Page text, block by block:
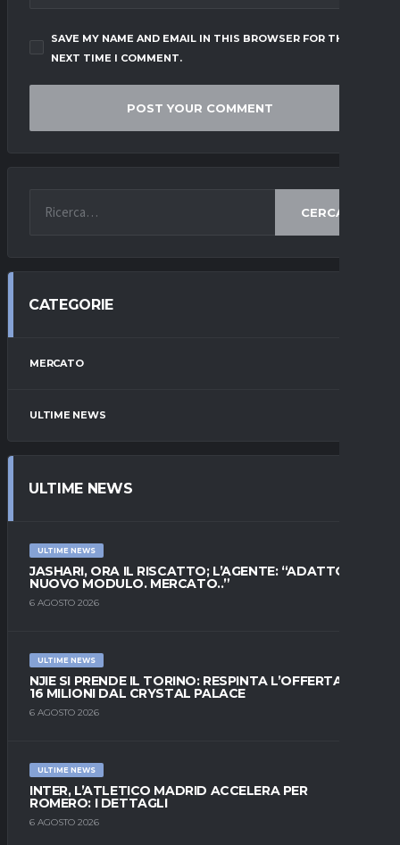
SAVE MY NAME AND EMAIL IN THIS BROWSER FOR THE
NEXT TIME I COMMENT.
CERCA
CATEGORIE
MERCATO
ULTIME NEWS
ULTIME NEWS
ULTIME NEWS
JASHARI, ORA IL RISCATTO; L’AGENTE: “ADATTO AL
NUOVO MODULO. MERCATO..”
6 AGOSTO 2026
ULTIME NEWS
NJIE SI PRENDE IL TORINO: RESPINTA L’OFFERTA DI
16 MILIONI DAL CRYSTAL PALACE
6 AGOSTO 2026
ULTIME NEWS
INTER, L’ATLETICO MADRID ACCELERA PER
ROMERO: I DETTAGLI
6 AGOSTO 2026